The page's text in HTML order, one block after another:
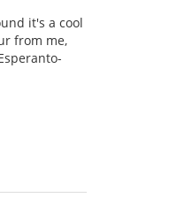
it's a cool
from me,